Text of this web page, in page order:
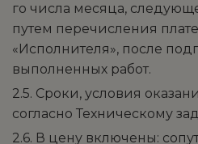
го числа месяца,
путем перечисления
«Исполнителя», после
выполненных работ.
2.5. Сроки, условия
согласно Техническому
2.6. В цену включены: